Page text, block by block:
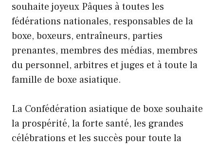
souhaite joyeux Pâques à toutes les
fédérations nationales, responsables de la
boxe, boxeurs, entraîneurs, parties
prenantes, membres des médias, membres
du personnel, arbitres et juges et à toute la
famille de boxe asiatique.
La Confédération asiatique de boxe souhaite
la prospérité, la forte santé, les grandes
célébrations et les succès pour toute la